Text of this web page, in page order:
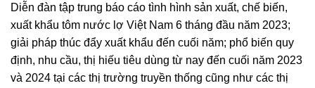
Diễn đàn tập trung báo cáo tình hình sản xuất, chế biến,
xuất khẩu tôm nước lợ Việt Nam 6 tháng đầu năm 2023;
giải pháp thúc đẩy xuất khẩu đến cuối năm; phổ biến quy
định, nhu cầu, thị hiếu tiêu dùng từ nay đến cuối năm 2023
và 2024 tại các thị trường truyền thống cũng như các thị